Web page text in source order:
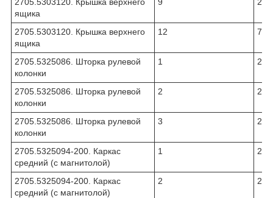
ящика
2705.5303120. Крышка верхнего
ящика
12
2705.5325086. Шторка рулевой
колонки
1
2705.5325086. Шторка рулевой
колонки
2
2705.5325086. Шторка рулевой
колонки
3
2705.5325094-200. Каркас
средний (с магнитолой)
1
2705.5325094-200. Каркас
средний (с магнитолой)
2